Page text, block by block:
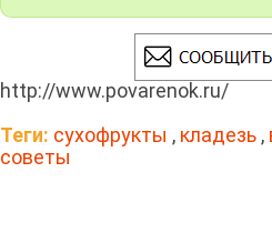
http://www.povarenok.ru/
Теги: сухофрукты , кладезь ,
советы